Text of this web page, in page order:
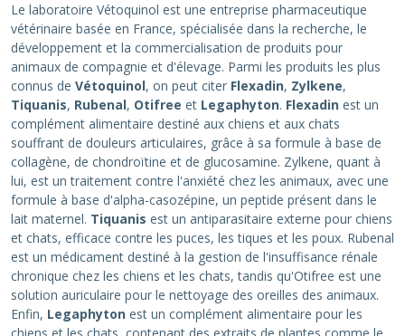
Le laboratoire Vétoquinol est une entreprise pharmaceutique
vétérinaire basée en France, spécialisée dans la recherche, le
développement et la commercialisation de produits pour
animaux de compagnie et d'élevage. Parmi les produits les plus
connus de Vétoquinol, on peut citer Flexadin, Zylkene,
Tiquanis, Rubenal, Otifree et Legaphyton. Flexadin est un
complément alimentaire destiné aux chiens et aux chats
souffrant de douleurs articulaires, grâce à sa formule à base de
collagène, de chondroïtine et de glucosamine. Zylkene, quant à
lui, est un traitement contre l'anxiété chez les animaux, avec une
formule à base d'alpha-casozépine, un peptide présent dans le
lait maternel. Tiquanis est un antiparasitaire externe pour chiens
et chats, efficace contre les puces, les tiques et les poux. Rubenal
est un médicament destiné à la gestion de l'insuffisance rénale
chronique chez les chiens et les chats, tandis qu'Otifree est une
solution auriculaire pour le nettoyage des oreilles des animaux.
Enfin, Legaphyton est un complément alimentaire pour les